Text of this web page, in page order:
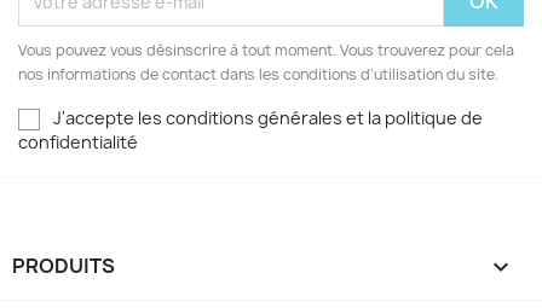
Vous pouvez vous désinscrire à tout moment. Vous trouverez pour cela
nos informations de contact dans les conditions d'utilisation du site.
J'accepte les conditions générales et la politique de
confidentialité
PRODUITS 